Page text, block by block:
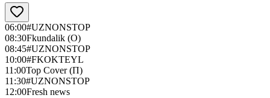
06:00#UZNONSTOP
08:30Fkundalik (O)
08:45#UZNONSTOP
10:00#FKOKTEYL
11:00Top Cover (П)
11:30#UZNONSTOP
12:00Fresh news